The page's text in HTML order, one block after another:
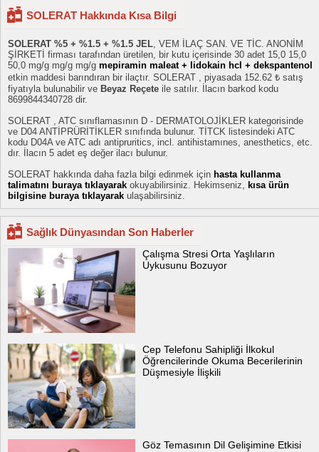
SOLERAT Hakkında Kısa Bilgi
SOLERAT %5 + %1.5 + %1.5 JEL, VEM İLAÇ SAN. VE TİC. ANONİM
ŞİRKETİ firması tarafından üretilen, bir kutu içerisinde 30 adet 15,0 15,0
50,0 mg/g mg/g mg/g mepiramin maleat + lidokain hcl + dekspantenol
etkin maddesi barındıran bir ilaçtır. SOLERAT , piyasada 152.62 ₺ satış
fiyatıyla bulunabilir ve Beyaz Reçete ile satılır. İlacın barkod kodu
8699844340728 dir.
SOLERAT , ATC sınıflamasının D - DERMATOLOJİKLER kategorisinde
ve D04 ANTİPRÜRİTİKLER sınıfında bulunur. TİTCK listesindeki ATC
kodu D04A ve ATC adı antipruritics, incl. antihistamınes, anesthetics, etc.
dır. İlacın 5 adet eş değer ilacı bulunur.
SOLERAT hakkında daha fazla bilgi edinmek için hasta kullanma
talimatını buraya tıklayarak okuyabilirsiniz. Hekimseniz, kısa ürün
bilgisine buraya tıklayarak ulaşabilirsiniz.
Sağlık Dünyasından Son Haberler
Çalışma Stresi Orta Yaşlıların
Uykusunu Bozuyor
Cep Telefonu Sahipliği İlkokul
Öğrencilerinde Okuma Becerilerinin
Düşmesiyle İlişkili
Göz Temasının Dil Gelişimine Etkisi